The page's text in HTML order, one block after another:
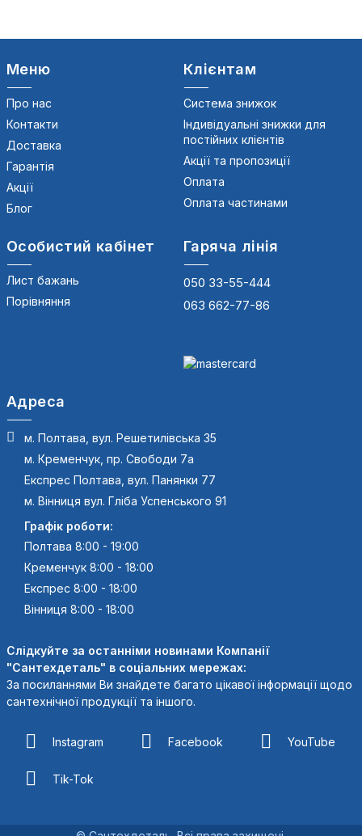
Меню
Про нас
Контакти
Доставка
Гарантія
Акції
Блог
Клієнтам
Система знижок
Індивідуальні знижки для
постійних клієнтів
Акції та пропозиції
Оплата
Оплата частинами
Особистий кабінет
Лист бажань
Порівняння
Гаряча лінія
050 33-55-444
063 662-77-86
Адреса
м. Полтава, вул. Решетилівська 35
м. Кременчук, пр. Свободи 7а
Експрес Полтава, вул. Панянки 77
м. Вінниця вул. Гліба Успенського 91
Графік роботи:
Полтава 8:00 - 19:00
Кременчук 8:00 - 18:00
Експрес 8:00 - 18:00
Вінниця 8:00 - 18:00
Слідкуйте за останніми новинами Компанії
"Сантехдеталь" в соціальних мережах:
За посиланнями Ви знайдете багато цікавої інформації щодо
сантехнічної продукції та іншого.
Instagram Facebook YouTube
Tik-Tok